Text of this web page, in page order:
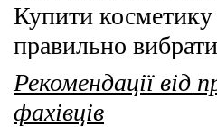
Купити
правильно
Рекомендації від
фахівців